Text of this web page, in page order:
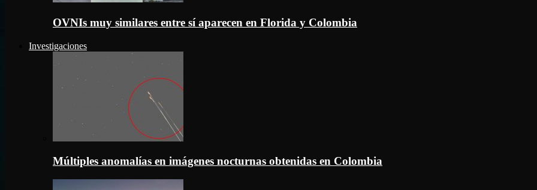
OVNIs muy similares entre sí aparecen en Florida y Colombia
Investigaciones
Múltiples anomalías en imágenes nocturnas obtenidas en Colombia